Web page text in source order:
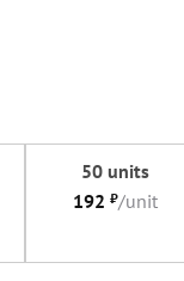
50 units
192 ₽/unit